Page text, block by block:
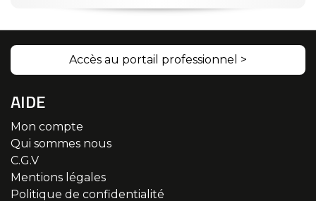
Accès au portail professionnel >
AIDE
Mon compte
Qui sommes nous
C.G.V
Mentions légales
Politique de confidentialité